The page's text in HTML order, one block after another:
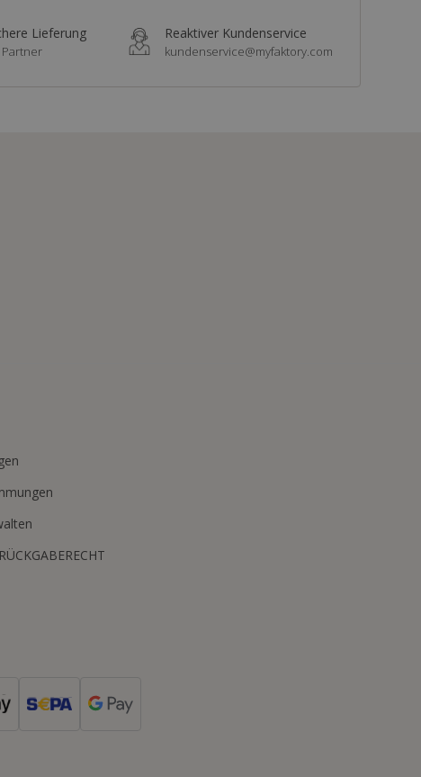
Lieferung Reaktiver Kundenservice
kundenservice@myfaktory.com